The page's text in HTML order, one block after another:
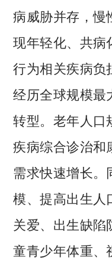
病威胁并存，慢
现年轻化、共病
行为相关疾病负
经历全球规模最
转型。老年人口
疾病综合诊治和
需求快速增长。
模、提高出生人
关爱、出生缺陷
童青少年体重、